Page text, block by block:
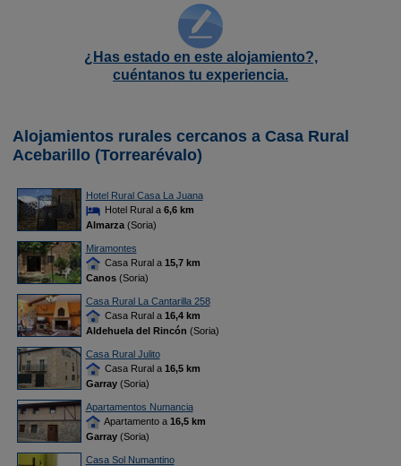
¿Has estado en este alojamiento?,
cuéntanos tu experiencia.
Alojamientos rurales cercanos a Casa Rural
Acebarillo (Torrearévalo)
Hotel Rural Casa La Juana
Hotel Rural a 6,6 km
Almarza(Soria)
Miramontes
Casa Rural a 15,7 km
Canos(Soria)
Casa Rural La Cantarilla 258
Casa Rural a 16,4 km
Aldehuela del Rincón (Soria)
Casa Rural Julito
Casa Rural a 16,5 km
Garray(Soria)
Apartamentos Numancia
Apartamento a 16,5 km
Garray(Soria)
Casa Sol Numantino